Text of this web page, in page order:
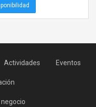
Actividades Eventos